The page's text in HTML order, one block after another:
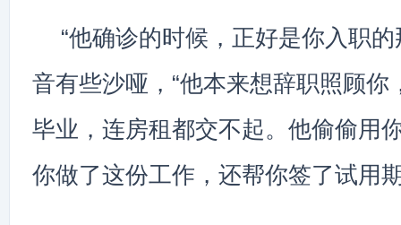
“他确诊的时候，正好是你入职
音有些沙哑，“他本来想辞职照顾你
毕业，连房租都交不起。他偷偷用
你做了这份工作，还帮你签了试用